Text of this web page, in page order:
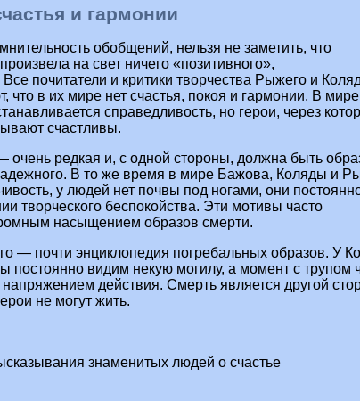
и гармонии
обобщений, нельзя не заметить, что
на свет ничего «позитивного»,
почитатели и критики творчества Рыжего и
что в их мире нет счастья, покоя и гармонии. В мире
справедливость, но герои, через
счастливы.
очень редкая и, с одной стороны, должна быть
В то же время в мире Бажова, Коляды и
у людей нет почвы под ногами, они
творческого беспокойства. Эти мотивы часто
насыщением образов смерти.
— почти энциклопедия погребальных образов. У
постоянно видим некую могилу, а момент с трупом
действия. Смерть является другой
не могут жить.
знаменитых людей о счастье